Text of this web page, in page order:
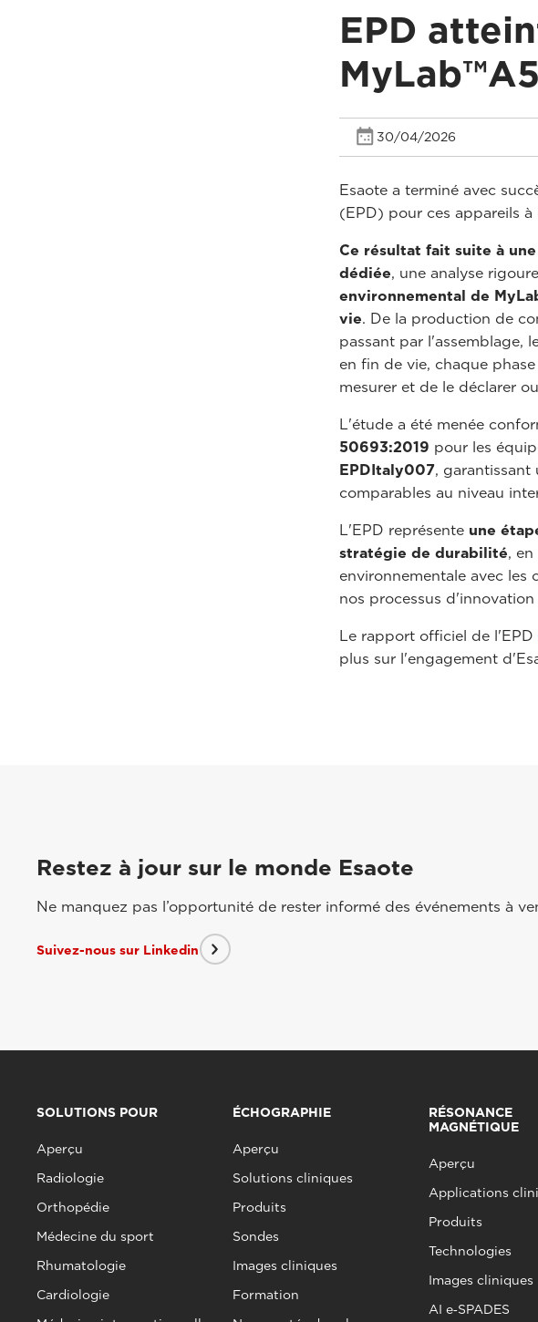
EPD
30/04/2026
Esaote a terminé avec
(EPD) pour ces appareils à
Ce résultat fait suite à
dédiée, une analyse
environnemental de
vie. De la production de
passant par l'assemblage,
en fin de vie, chaque
mesurer et de le déclarer
L'étude a été menée
50693:2019 pour les
EPDItaly007, garantissant
comparables au niveau
L'EPD représente une
stratégie de durabilité,
environnementale avec les
nos processus
Le rapport officiel de l'EPD
plus sur l'engagement
Restez à jour sur le monde Esaote
Ne manquez pas l’opportunité de rester informé des événements à
Suivez-nous sur Linkedin
SOLUTIONS POUR
Aperçu
Radiologie
Orthopédie
Médecine du sport
Rhumatologie
Cardiologie
ÉCHOGRAPHIE
Aperçu
Solutions cliniques
Produits
Sondes
Images cliniques
Formation
RÉSONANCE
MAGNÉTIQUE
Aperçu
Applications
Produits
Technologies
Images cliniques
AI e‑SPADES